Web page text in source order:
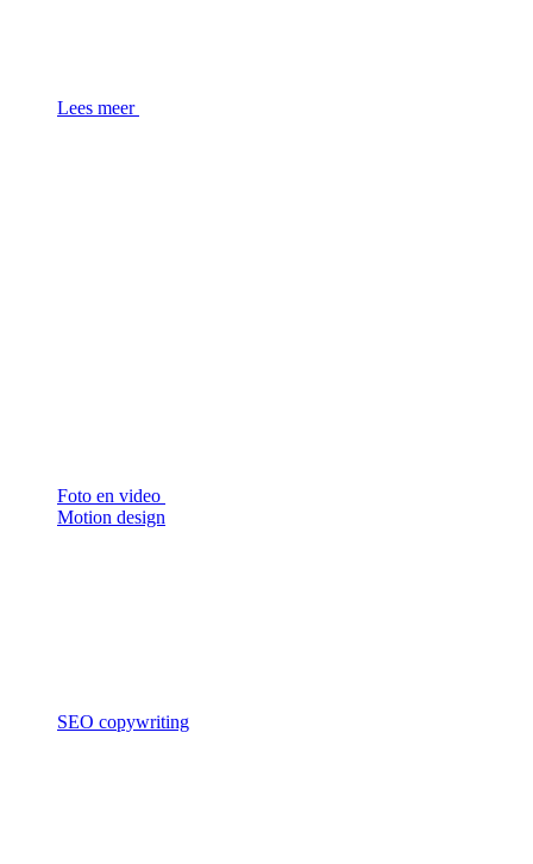
Lees meer
Foto en video
Motion design
SEO copywriting